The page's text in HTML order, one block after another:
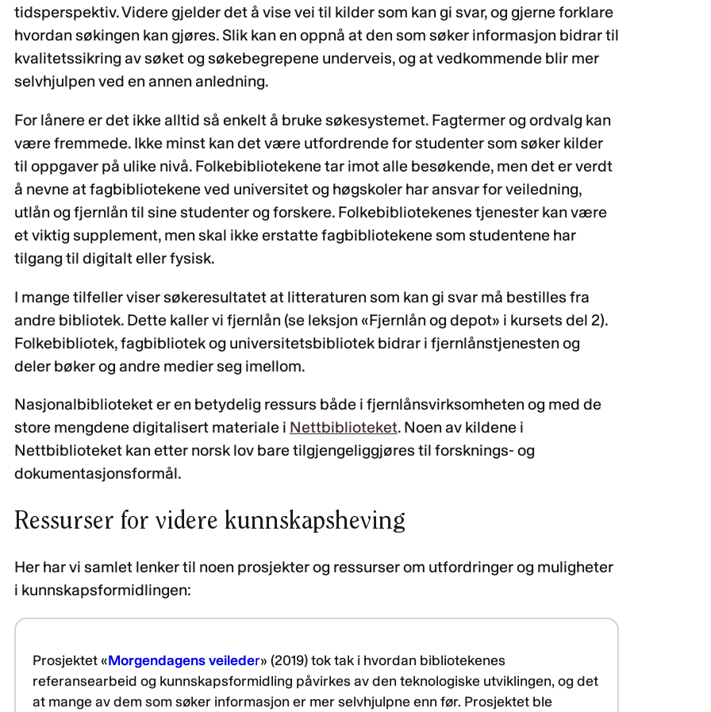
tidsperspektiv. Videre gjelder det å vise vei til kilder som kan gi svar, og gjerne forklare
hvordan søkingen kan gjøres. Slik kan en oppnå at den som søker informasjon bidrar til
kvalitetssikring av søket og søkebegrepene underveis, og at vedkommende blir mer
selvhjulpen ved en annen anledning.
For lånere er det ikke alltid så enkelt å bruke søkesystemet. Fagtermer og ordvalg kan
være fremmede. Ikke minst kan det være utfordrende for studenter som søker kilder
til oppgaver på ulike nivå. Folkebibliotekene tar imot alle besøkende, men det er verdt
å nevne at fagbibliotekene ved universitet og høgskoler har ansvar for veiledning,
utlån og fjernlån til sine studenter og forskere. Folkebibliotekenes tjenester kan være
et viktig supplement, men skal ikke erstatte fagbibliotekene som studentene har
tilgang til digitalt eller fysisk.
I mange tilfeller viser søkeresultatet at litteraturen som kan gi svar må bestilles fra
andre bibliotek. Dette kaller vi fjernlån (se leksjon «Fjernlån og depot» i kursets del 2).
Folkebibliotek, fagbibliotek og universitetsbibliotek bidrar i fjernlånstjenesten og
deler bøker og andre medier seg imellom.
Nasjonalbiblioteket er en betydelig ressurs både i fjernlånsvirksomheten og med de
store mengdene digitalisert materiale i Nettbiblioteket. Noen av kildene i
Nettbiblioteket kan etter norsk lov bare tilgjengeliggjøres til forsknings- og
dokumentasjonsformål.
Ressurser for videre kunnskapsheving
Her har vi samlet lenker til noen prosjekter og ressurser om utfordringer og muligheter
i kunnskapsformidlingen:
Prosjektet «Morgendagens veileder» (2019) tok tak i hvordan bibliotekenes
referansearbeid og kunnskapsformidling påvirkes av den teknologiske utviklingen, og det
at mange av dem som søker informasjon er mer selvhjulpne enn før. Prosjektet ble